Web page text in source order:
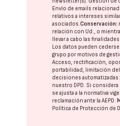
Envío de emails
relativos a intereses
asociados.Conservación:
relación con Ud., o
llevar a cabo las
Los datos pueden cederse
grupo por motivos de
Acceso, rectificación,
portabilidad, limitación
decisiones automatizadas:
nuestro DPD. Si considera
se ajusta a la normativa
reclamación ante laAEPD.
Política de Protección de